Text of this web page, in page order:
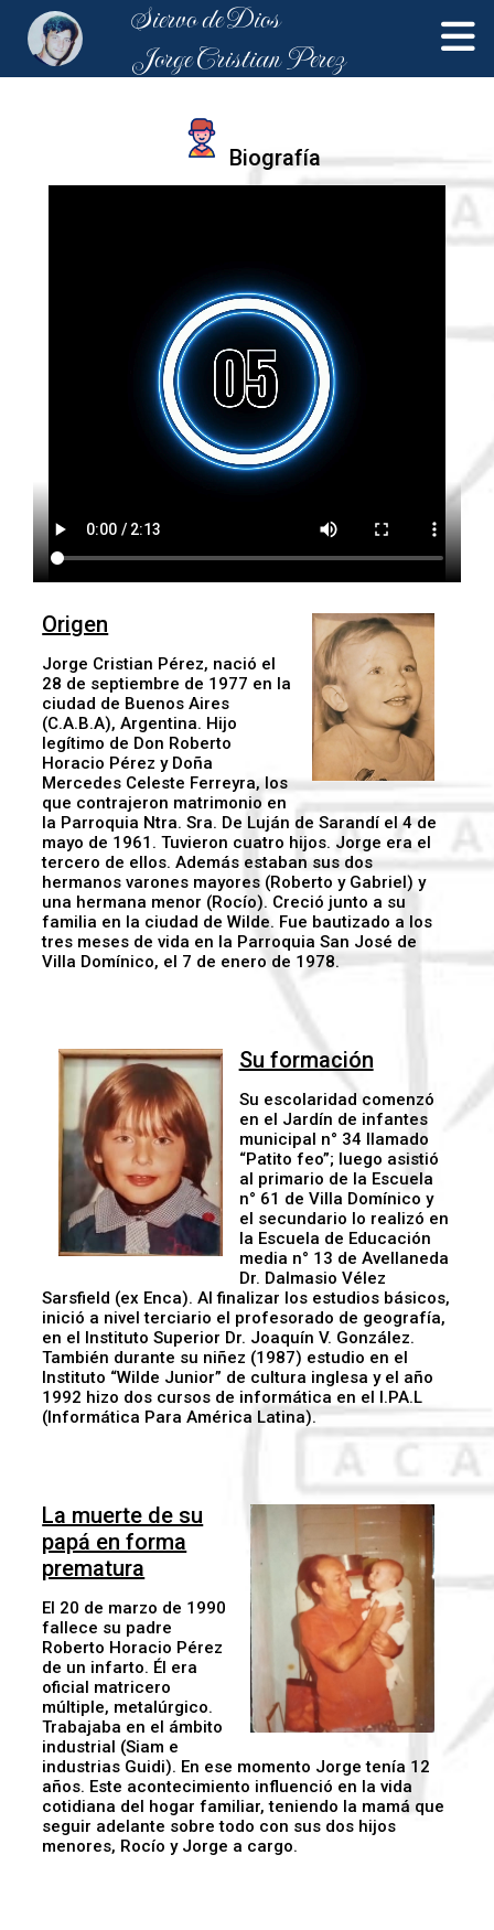
Siervo de Dios
Jorge Cristian Perez
Biografía
Origen
Jorge Cristian Pérez, nació el
28 de septiembre de 1977 en la
ciudad de Buenos Aires
(C.A.B.A), Argentina. Hijo
legítimo de Don Roberto
Horacio Pérez y Doña
Mercedes Celeste Ferreyra, los
que contrajeron matrimonio en
la Parroquia Ntra. Sra. De Luján de Sarandí el 4 de
mayo de 1961. Tuvieron cuatro hijos. Jorge era el
tercero de ellos. Además estaban sus dos
hermanos varones mayores (Roberto y Gabriel) y
una hermana menor (Rocío). Creció junto a su
familia en la ciudad de Wilde. Fue bautizado a los
tres meses de vida en la Parroquia San José de
Villa Domínico, el 7 de enero de 1978.
Su formación
Su escolaridad comenzó
en el Jardín de infantes
municipal n° 34 llamado
“Patito feo”; luego asistió
al primario de la Escuela
n° 61 de Villa Domínico y
el secundario lo realizó en
la Escuela de Educación
media n° 13 de Avellaneda
Dr. Dalmasio Vélez
Sarsfield (ex Enca). Al finalizar los estudios básicos,
inició a nivel terciario el profesorado de geografía,
en el Instituto Superior Dr. Joaquín V. González.
También durante su niñez (1987) estudio en el
Instituto “Wilde Junior” de cultura inglesa y el año
1992 hizo dos cursos de informática en el I.PA.L
(Informática Para América Latina).
La muerte de su
papá en forma
prematura
El 20 de marzo de 1990
fallece su padre
Roberto Horacio Pérez
de un infarto. Él era
oficial matricero
múltiple, metalúrgico.
Trabajaba en el ámbito
industrial (Siam e
industrias Guidi). En ese momento Jorge tenía 12
años. Este acontecimiento influenció en la vida
cotidiana del hogar familiar, teniendo la mamá que
seguir adelante sobre todo con sus dos hijos
menores, Rocío y Jorge a cargo.